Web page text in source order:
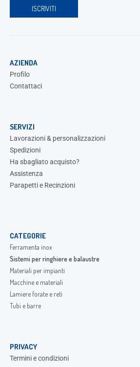
AZIENDA
Profilo
Contattaci
SERVIZI
Lavorazioni & personalizzazioni
Spedizioni
Ha sbagliato acquisto?
Assistenza
Parapetti e Recinzioni
CATEGORIE
Ferramenta inox
Sistemi per ringhiere e balaustre
Materiali per impianti
Macchine e materiali
Lamiere forate e reti
Tubi e barre
PRIVACY
Termini e condizioni